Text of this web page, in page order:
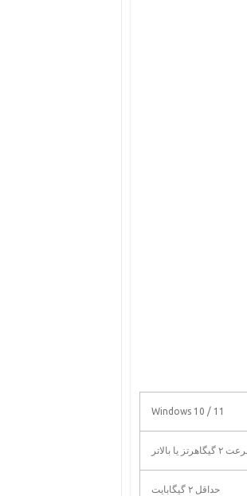
Windows 10 / 11
یا بالاتر
حداقل ۲ گیگابایت